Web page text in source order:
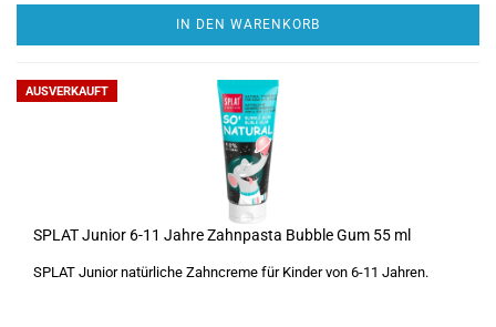
IN DEN WARENKORB
AUSVERKAUFT
SPLAT Junior 6-11 Jahre Zahnpasta Bubble Gum 55 ml
SPLAT Junior natürliche Zahncreme für Kinder von 6-11 Jahren.